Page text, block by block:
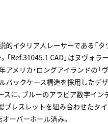
的イタリア人レーサーである「タ
「Ref.31045.1 CAD」はヌヴォラ
メリカ・ロングアイランドの「
バックケース構造を採用したデ
に、ブルーのアラビア数字イン
レスレットを組み合わせたタ
ーバーホール済み。